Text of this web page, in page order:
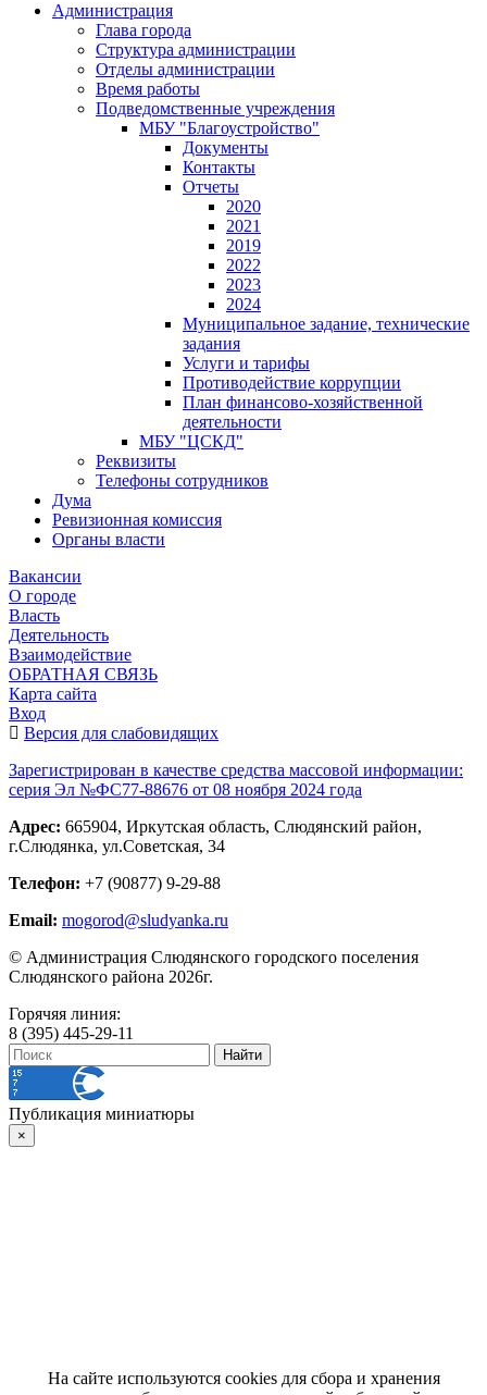
Администрация
Глава города
Структура администрации
Отделы администрации
Время работы
Подведомственные учреждения
МБУ "Благоустройство"
Документы
Контакты
Отчеты
2020
2021
2019
2022
2023
2024
Муниципальное задание, технические
задания
Услуги и тарифы
Противодействие коррупции
План финансово-хозяйственной
деятельности
МБУ "ЦСКД"
Реквизиты
Телефоны сотрудников
Дума
Ревизионная комиссия
Органы власти
Вакансии
О городе
Власть
Деятельность
Взаимодействие
ОБРАТНАЯ СВЯЗЬ
Карта сайта
Вход
Версия для слабовидящих
Зарегистрирован в качестве средства массовой информации:
серия Эл №ФС77-88676 от 08 ноября 2024 года
Адрес: 665904, Иркутская область, Слюдянский район,
г.Слюдянка, ул.Советская, 34
Телефон: +7 (90877) 9-29-88
Email: mogorod@sludyanka.ru
© Администрация Слюдянского городского поселения
Слюдянского района 2026г.
Горячяя линия:
8 (395) 445-29-11
Публикация миниатюры
×
На сайте используются cookies для сбора и хранения